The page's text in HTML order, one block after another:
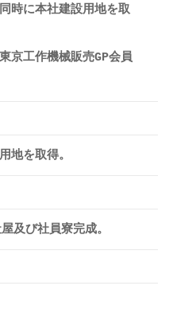
時に本社建設用地を取
京工作機械販売GP会員
地を取得。
及び社員寮完成。